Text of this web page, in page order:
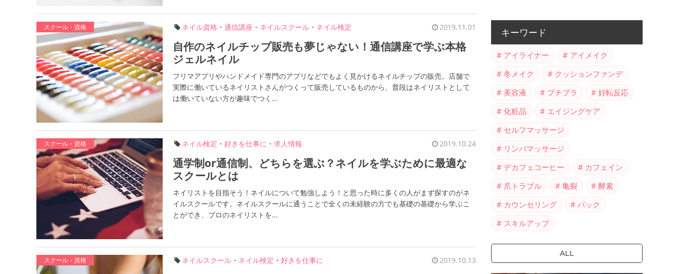
スクール・資格 ネイル資格 ・ 通信講座 ・ ネイルスクール ・ ネイル検定 2019.11.01
自作のネイルチップ販売も夢じゃない！通信講座で学ぶ本格
ジェルネイル
フリマアプリやハンドメイド専門のアプリなどでもよく見かけるネイルチップの販売。店舗で
実際に働いているネイリストさんがつくって販売しているものから、普段はネイリストとして
は働いていない方が趣味でつく...
スクール・資格 ネイル検定 ・ 好きを仕事に ・ 求人情報 2019.10.24
通学制or通信制、どちらを選ぶ？ネイルを学ぶために最適な
スクールとは
ネイリストを目指そう！ネイルについて勉強しよう！と思った時に多くの人がまず探すのがネ
イルスクールです。ネイルスクールに通うことで全くの未経験の方でも基礎の基礎から学ぶこ
とができ、プロのネイリストを...
スクール・資格 ネイルスクール ・ ネイル検定 ・ 好きを仕事に 2019.10.13
キーワード
アイライナー
アイメイク
冬メイク
クッションファンデ
美容液
プチプラ
好転反応
化粧品
エイジングケア
セルフマッサージ
リンパマッサージ
デカフェコーヒー
カフェイン
爪トラブル
亀裂
酵素
カウンセリング
パック
スキルアップ
ALL